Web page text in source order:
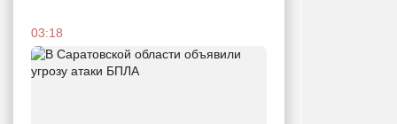
03:18